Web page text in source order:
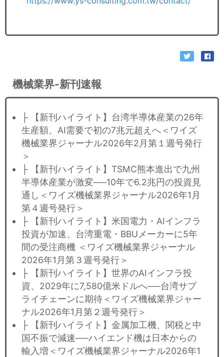
機械業界-新刊速報
├ 【新刊ハイライト】台湾半導体産業の26年
生産額、AI需要で初の7兆元超えへ＜ワイズ
機械業界ジャーナル2026年2月第１週号発行
＞
├ 【新刊ハイライト】TSMC熊本進出で九州
半導体産業が激変──10年で6.2兆円の投資見
通し＜ワイズ機械業界ジャーナル2026年1月
第４週号発行＞
├ 【新刊ハイライト】米国電力・AIインフラ
投資が加速、台湾重電・BBUメーカーに5年
間の受注商機 ＜ワイズ機械業界ジャーナル
2026年1月第３週号発行＞
├ 【新刊ハイライト】世界のAIインフラ投
資、2029年に7,580億米ドルへ──台湾サプ
ライチェーンに期待＜ワイズ機械業界ジャー
ナル2026年1月第２週号発行＞
├ 【新刊ハイライト】金属加工機、関税と中
国不振で減速──ハイエンド機は日本からの
輸入増＜ワイズ機械業界ジャーナル2026年1